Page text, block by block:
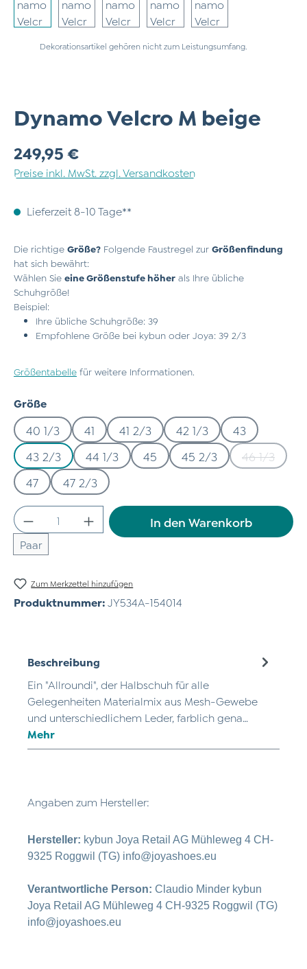
Dekorationsartikel gehören nicht zum Leistungsumfang.
Dynamo Velcro M beige
Regulärer Preis:
249,95 €
Preise inkl. MwSt. zzgl. Versandkosten
Lieferzeit 8-10 Tage**
Die richtige Größe? Folgende Faustregel zur Größenfindung
hat sich bewährt:
Wählen Sie eine Größenstufe höher als Ihre übliche
Schuhgröße!
Beispiel:
Ihre übliche Schuhgröße: 39
Empfohlene Größe bei kybun oder Joya: 39 2/3
Größentabelle für weitere Informationen.
Größeauswählen
40 1/3 41 41 2/3 42 1/3
43
43 2/3
44 1/3 45 45 2/3 46 1/3(Diese
47 47 2/3
Produkt Anzahl: Gib den gewünschten
Paar
In den Warenkorb
Zum Merkzettel hinzufügen
Produktnummer: JY534A-154014
Beschreibung
Ein "Allroundi", der Halbschuh für alle
Gelegenheiten Materialmix aus Mesh-Gewebe
und unterschiedlichem Leder, farblich gena…
Mehr
Angaben zum Hersteller:
Hersteller: kybun Joya Retail AG Mühleweg 4 CH-
9325 Roggwil (TG) info@joyashoes.eu
Verantwortliche Person: Claudio Minder kybun
Joya Retail AG Mühleweg 4 CH-9325 Roggwil (TG)
info@joyashoes.eu